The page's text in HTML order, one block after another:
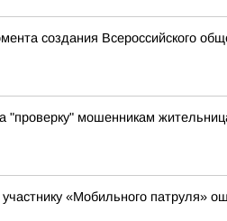
создания Всероссийского
мошенникам жительница
«Мобильного